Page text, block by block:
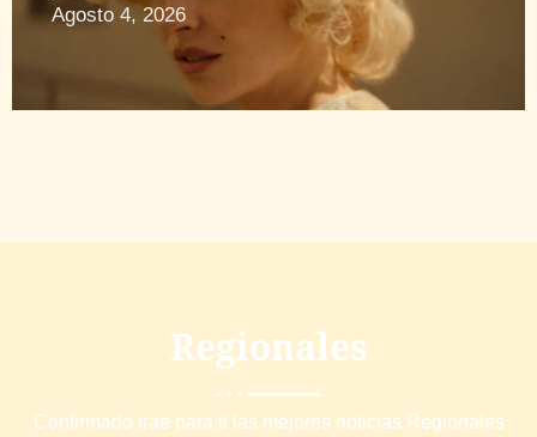
Agosto 4, 2026
Regionales
Confirmado trae para ti las mejores noticias Regionales